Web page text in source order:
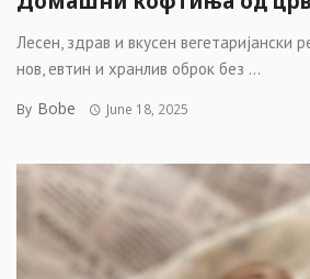
Лесен, здрав и вкусен вегетаријански
нов, евтин и хранлив оброк без ...
By Bobe June 18, 2025